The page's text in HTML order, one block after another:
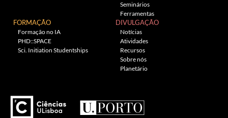
Seminários
Ferramentas
FORMAÇÃO
Formação no IA
PHD::SPACE
Sci. Initiation Studentships
DIVULGAÇÃO
Notícias
Atividades
Recursos
Sobre nós
Planetário